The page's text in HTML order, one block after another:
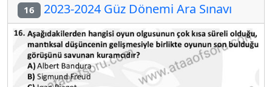
16 2023-2024 Güz Dönemi Ara Sınavı